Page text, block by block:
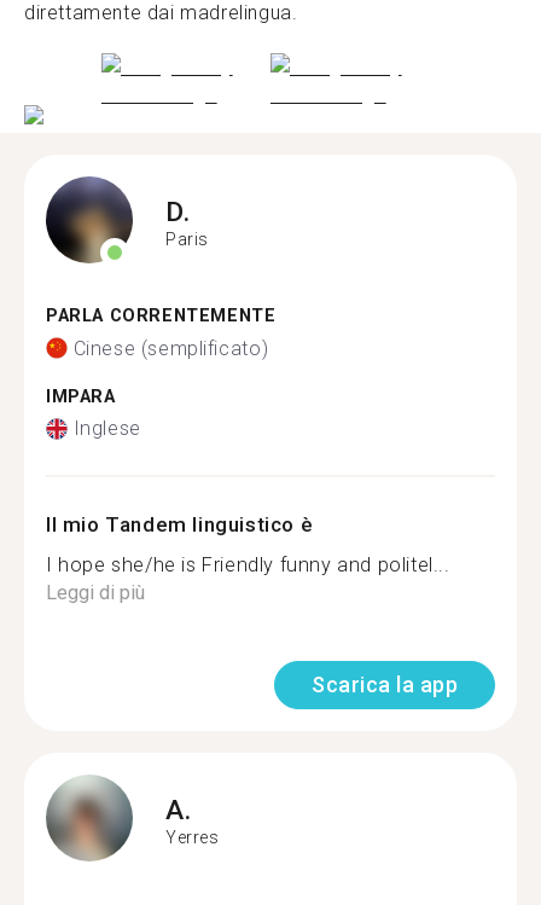
direttamente dai madrelingua.
D.
Paris
PARLA CORRENTEMENTE
Cinese (semplificato)
IMPARA
Inglese
Il mio Tandem linguistico è
I hope she/he is Friendly funny and politel...
Leggi di più
Scarica la app
A.
Yerres